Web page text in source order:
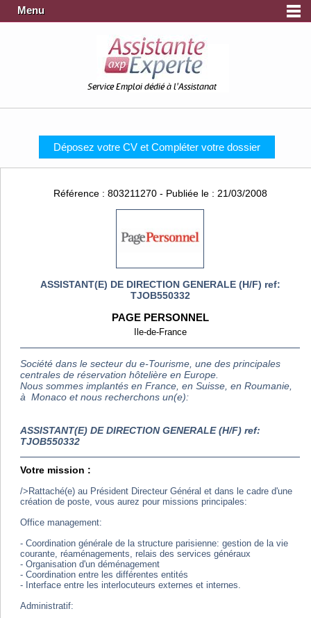
Menu
Service Emploi dédié à l'Assistanat
Déposez votre CV et Compléter votre dossier
Référence : 803211270 - Publiée le : 21/03/2008
ASSISTANT(E) DE DIRECTION GENERALE (H/F) ref:
TJOB550332
PAGE PERSONNEL
Ile-de-France
Société dans le secteur du e-Tourisme, une des principales
centrales de réservation hôtelière en Europe.
Nous sommes implantés en France, en Suisse, en Roumanie,
à Monaco et nous recherchons un(e):
ASSISTANT(E) DE DIRECTION GENERALE (H/F) ref:
TJOB550332
Votre mission :
/>Rattaché(e) au Président Directeur Général et dans le cadre d'une
création de poste, vous aurez pour missions principales:
Office management:
- Coordination générale de la structure parisienne: gestion de la vie
courante, réaménagements, relais des services généraux
- Organisation d'un déménagement
- Coordination entre les différentes entités
- Interface entre les interlocuteurs externes et internes.
Administratif: